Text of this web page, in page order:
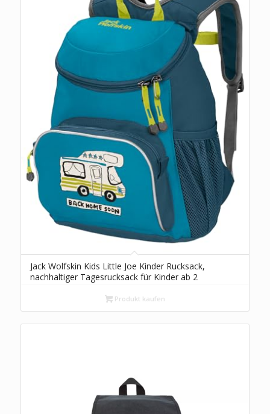
Jack Wolfskin Kids Little Joe Kinder Rucksack,
nachhaltiger Tagesrucksack für Kinder ab 2
Tragesystem, flexibler Daypack aus recyceltem
Material
Produkt kaufen